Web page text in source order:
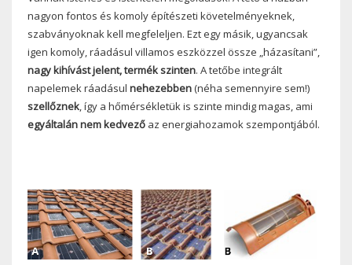
nagyon fontos és komoly építészeti követelményeknek,
szabványoknak kell megfeleljen. Ezt egy másik, ugyancsak
igen komoly, ráadásul villamos eszközzel össze „házasítani”,
nagy kihívást jelent, termék szinten. A tetőbe integrált
napelemek ráadásul nehezebben(néha semennyire sem!)
szellőznek, így a hőmérsékletük is szinte mindig magas, ami
egyáltalán nem kedvező az energiahozamok szempontjából.